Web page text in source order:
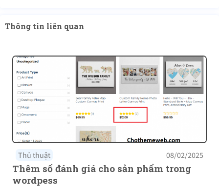
Thông tin liên quan
Thủ thuật 08/02/2025
Thêm số đánh giá cho sản phẩm trong
wordpess